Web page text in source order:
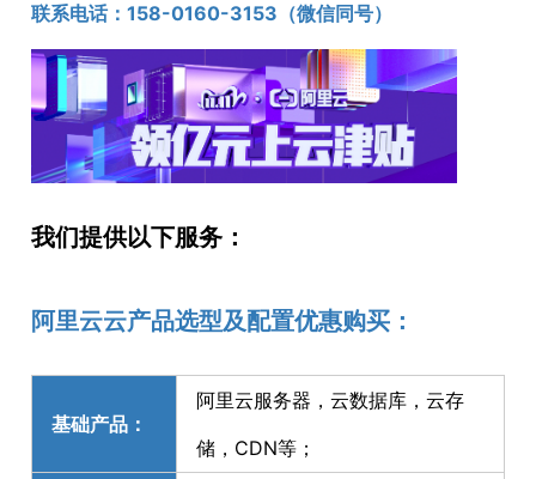
联系电话：158-0160-3153 （微信同号）
我们提供以下服务：
阿里云云产品选型及配置优惠购买：
基础产品：
阿里云服务器，云数据库，云存
储，CDN等；